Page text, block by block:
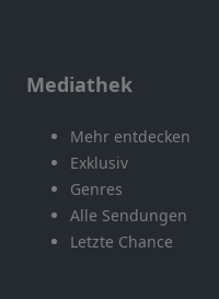
Mediathek
Mehr entdecken
Exklusiv
Genres
Alle Sendungen
Letzte Chance